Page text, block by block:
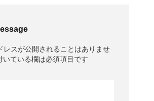
レスが公開されることはありませ
いている欄は必須項目です